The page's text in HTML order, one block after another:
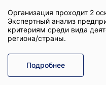
Организация проходит 2
Экспертный анализ
критериям среди вида
региона/страны.
Подробнее